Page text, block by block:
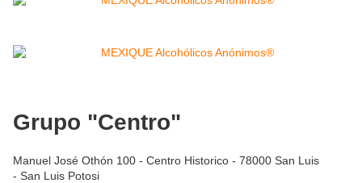
Grupo "Centro"
Manuel José Othón 100 - Centro Historico - 78000 San Luis
- San Luis Potosi